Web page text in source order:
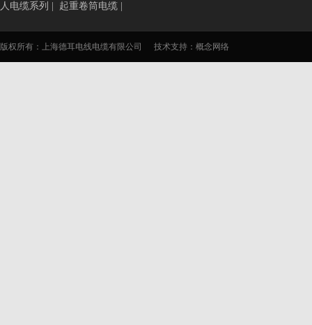
人电缆系列 起重卷筒电缆
版权所有：上海德耳电线电缆有限公司 技术支持： 概念网络